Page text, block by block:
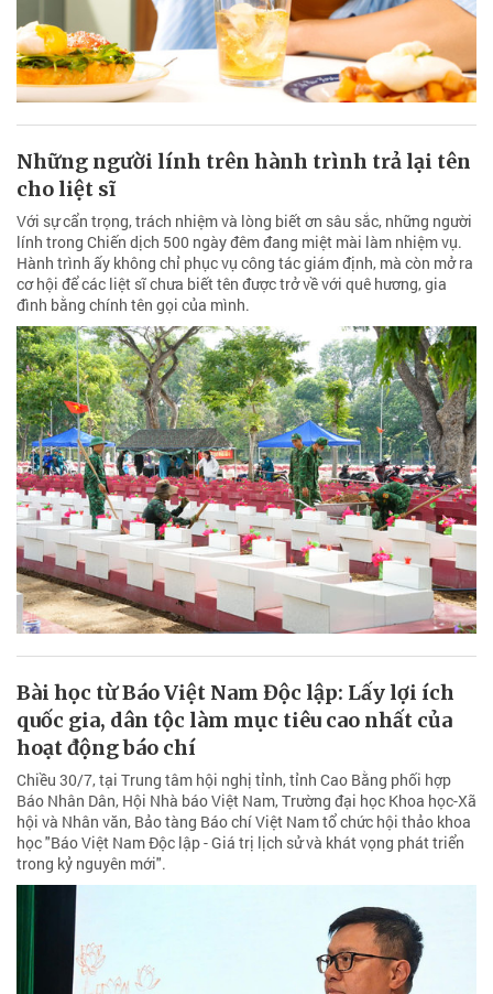
Những người lính trên hành trình trả lại tên
cho liệt sĩ
Với sự cẩn trọng, trách nhiệm và lòng biết ơn sâu sắc, những người
lính trong Chiến dịch 500 ngày đêm đang miệt mài làm nhiệm vụ.
Hành trình ấy không chỉ phục vụ công tác giám định, mà còn mở ra
cơ hội để các liệt sĩ chưa biết tên được trở về với quê hương, gia
đình bằng chính tên gọi của mình.
Bài học từ Báo Việt Nam Độc lập: Lấy lợi ích
quốc gia, dân tộc làm mục tiêu cao nhất của
hoạt động báo chí
Chiều 30/7, tại Trung tâm hội nghị tỉnh, tỉnh Cao Bằng phối hợp
Báo Nhân Dân, Hội Nhà báo Việt Nam, Trường đại học Khoa học-Xã
hội và Nhân văn, Bảo tàng Báo chí Việt Nam tổ chức hội thảo khoa
học "Báo Việt Nam Độc lập - Giá trị lịch sử và khát vọng phát triển
trong kỷ nguyên mới".